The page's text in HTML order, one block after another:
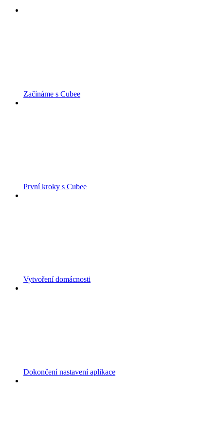
Začínáme s Cubee
První kroky s Cubee
Vytvoření domácnosti
Dokončení nastavení aplikace